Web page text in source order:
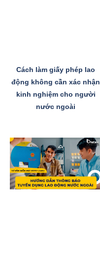
Cách làm giấy phép lao
động không cần xác nhận
kinh nghiệm cho người
nước ngoài